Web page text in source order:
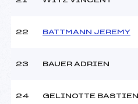
22 BATTMANN JEREMY
23 BAUER ADRIEN
24 GELINOTTE BASTIEN